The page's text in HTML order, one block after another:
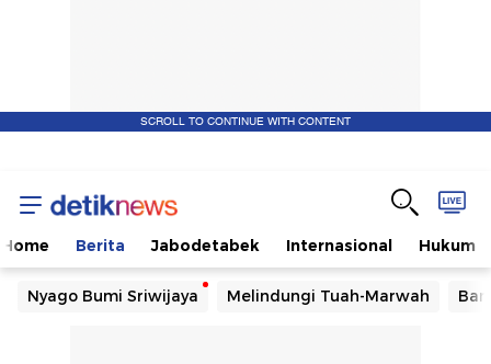
SCROLL TO CONTINUE WITH CONTENT
Home Berita Jabodetabek Internasional Hukum
Nyago Bumi Sriwijaya Melindungi Tuah-Marwah